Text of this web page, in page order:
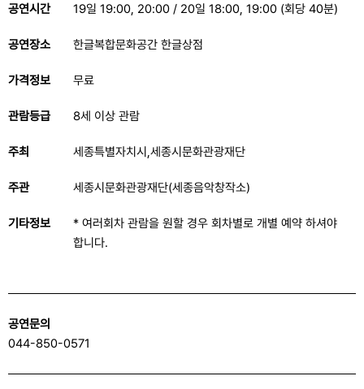
공연시간 19일 19:00, 20:00 / 20일 18:00, 19:00 (회당 40분)
공연장소 한글복합문화공간 한글상점
가격정보 무료
관람등급 8세 이상 관람
주최 세종특별자치시,세종시문화관광재단
주관 세종시문화관광재단(세종음악창작소)
기타정보
* 여러회차 관람을 원할 경우 회차별로 개별 예약 하셔야
합니다.
공연문의
044-850-0571